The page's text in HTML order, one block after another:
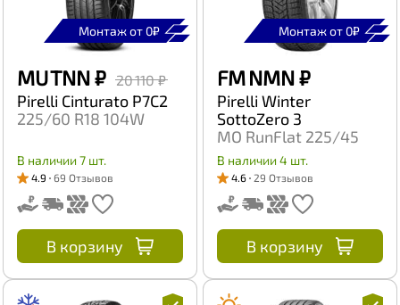
Монтаж от 0₽
MU TNN₽ 20 110 ₽
Pirelli Cinturato P7C2
225/60 R18 104W
В наличии 7 шт.
4.9 69 Отзывов
В корзину
Монтаж от 0₽
FM NMN₽
Pirelli Winter
SottoZero 3
MO RunFlat 225/45
R18 95H
В наличии 4 шт.
4.6 29 Отзывов
В корзину